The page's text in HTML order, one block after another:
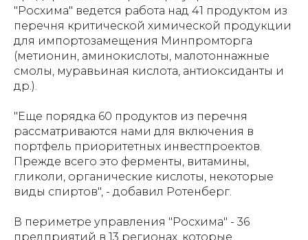
"Росхима" ведется работа над 41 продуктом из
перечня критической химической продукции
для импортозамещения Минпромторга
(метионин, аминокислоты, малотоннажные
смолы, муравьиная кислота, антиоксиданты и
др.).
"Еще порядка 60 продуктов из перечня
рассматриваются нами для включения в
портфель приоритетных инвестпроектов.
Прежде всего это ферменты, витамины,
гликоли, органические кислоты, некоторые
виды спиртов", - добавил Ротенберг.
В периметре управления "Росхима" - 36
предприятий в 13 регионах, которые